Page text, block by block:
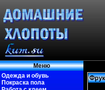
Меню
Одежда и обувь
Покраска пола